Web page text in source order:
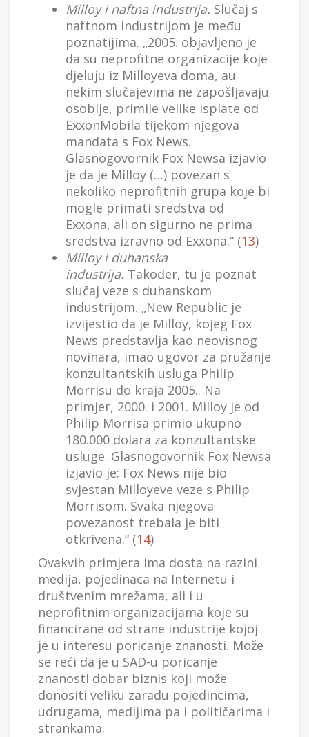
Milloy i naftna industrija. Slučaj s
naftnom industrijom je među
poznatijima. „2005. objavljeno je
da su neprofitne organizacije koje
djeluju iz Milloyeva doma, au
nekim slučajevima ne zapošljavaju
osoblje, primile velike isplate od
ExxonMobila tijekom njegova
mandata s Fox News.
Glasnogovornik Fox Newsa izjavio
je da je Milloy (…) povezan s
nekoliko neprofitnih grupa koje bi
mogle primati sredstva od
Exxona, ali on sigurno ne prima
sredstva izravno od Exxona.“ (13)
Milloy i duhanska
industrija. Također, tu je poznat
slučaj veze s duhanskom
industrijom. „New Republic je
izvijestio da je Milloy, kojeg Fox
News predstavlja kao neovisnog
novinara, imao ugovor za pružanje
konzultantskih usluga Philip
Morrisu do kraja 2005.. Na
primjer, 2000. i 2001. Milloy je od
Philip Morrisa primio ukupno
180.000 dolara za konzultantske
usluge. Glasnogovornik Fox Newsa
izjavio je: Fox News nije bio
svjestan Milloyeve veze s Philip
Morrisom. Svaka njegova
povezanost trebala je biti
otkrivena.“ (14)
Ovakvih primjera ima dosta na razini
medija, pojedinaca na Internetu i
društvenim mrežama, ali i u
neprofitnim organizacijama koje su
financirane od strane industrije kojoj
je u interesu poricanje znanosti. Može
se reći da je u SAD-u poricanje
znanosti dobar biznis koji može
donositi veliku zaradu pojedincima,
udrugama, medijima pa i političarima i
strankama.